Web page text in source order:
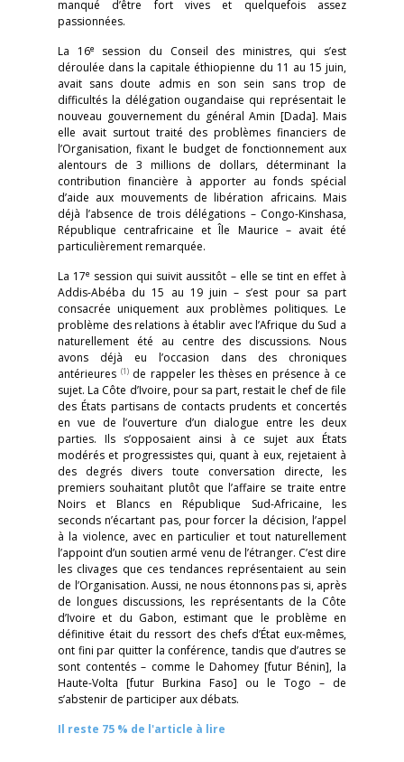
manqué d’être fort vives et quelquefois assez
passionnées.
La 16esession du Conseil des ministres, qui s’est
déroulée dans la capitale éthiopienne du 11 au 15 juin,
avait sans doute admis en son sein sans trop de
difficultés la délégation ougandaise qui représentait le
nouveau gouvernement du général Amin [Dada]. Mais
elle avait surtout traité des problèmes financiers de
l’Organisation, fixant le budget de fonctionnement aux
alentours de 3 millions de dollars, déterminant la
contribution financière à apporter au fonds spécial
d’aide aux mouvements de libération africains. Mais
déjà l’absence de trois délégations – Congo-Kinshasa,
République centrafricaine et Île Maurice – avait été
particulièrement remarquée.
La 17e session qui suivit aussitôt – elle se tint en effet à
Addis-Abéba du 15 au 19 juin – s’est pour sa part
consacrée uniquement aux problèmes politiques. Le
problème des relations à établir avec l’Afrique du Sud a
naturellement été au centre des discussions. Nous
avons déjà eu l’occasion dans des chroniques
antérieures (1)de rappeler les thèses en présence à ce
sujet. La Côte d’Ivoire, pour sa part, restait le chef de file
des États partisans de contacts prudents et concertés
en vue de l’ouverture d’un dialogue entre les deux
parties. Ils s’opposaient ainsi à ce sujet aux États
modérés et progressistes qui, quant à eux, rejetaient à
des degrés divers toute conversation directe, les
premiers souhaitant plutôt que l’affaire se traite entre
Noirs et Blancs en République Sud-Africaine, les
seconds n’écartant pas, pour forcer la décision, l’appel
à la violence, avec en particulier et tout naturellement
l’appoint d’un soutien armé venu de l’étranger. C’est dire
les clivages que ces tendances représentaient au sein
de l’Organisation. Aussi, ne nous étonnons pas si, après
de longues discussions, les représentants de la Côte
d’Ivoire et du Gabon, estimant que le problème en
définitive était du ressort des chefs d’État eux-mêmes,
ont fini par quitter la conférence, tandis que d’autres se
sont contentés – comme le Dahomey [futur Bénin], la
Haute-Volta [futur Burkina Faso] ou le Togo – de
s’abstenir de participer aux débats.
Il reste 75 % de l'article à lire